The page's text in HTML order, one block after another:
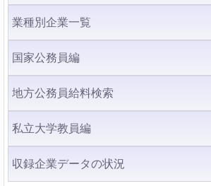
業種別企業一覧
国家公務員編
地方公務員給料検索
私立大学教員編
収録企業データの状況